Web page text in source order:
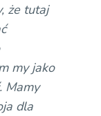
że tutaj
my jako
Mamy
dla